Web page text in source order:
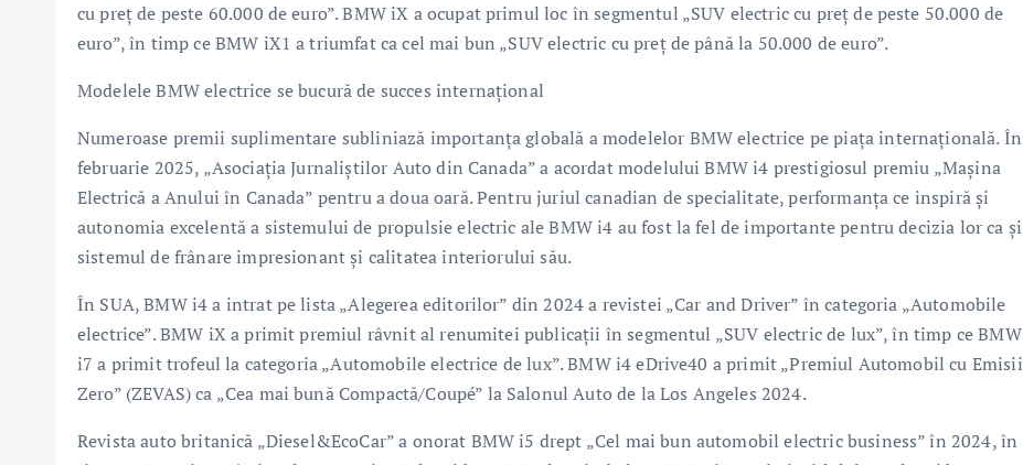
cu preţ de peste 60.000 de euro”. BMW iX a ocupat primul loc în segmentul „SUV electric cu preţ de peste 50.000 de
euro”, în timp ce BMW iX1 a triumfat ca cel mai bun „SUV electric cu preţ de până la 50.000 de euro”.
Modelele BMW electrice se bucură de succes internaţional
Numeroase premii suplimentare subliniază importanţa globală a modelelor BMW electrice pe piaţa internaţională. În
februarie 2025, „Asociaţia Jurnaliştilor Auto din Canada” a acordat modelului BMW i4 prestigiosul premiu „Maşina
Electrică a Anului în Canada” pentru a doua oară. Pentru juriul canadian de specialitate, performanţa ce inspiră şi
autonomia excelentă a sistemului de propulsie electric ale BMW i4 au fost la fel de importante pentru decizia lor ca şi
sistemul de frânare impresionant şi calitatea interiorului său.
În SUA, BMW i4 a intrat pe lista „Alegerea editorilor” din 2024 a revistei „Car and Driver” în categoria „Automobile
electrice”. BMW iX a primit premiul râvnit al renumitei publicaţii în segmentul „SUV electric de lux”, în timp ce BMW
i7 a primit trofeul la categoria „Automobile electrice de lux”. BMW i4 eDrive40 a primit „Premiul Automobil cu Emisii
Zero” (ZEVAS) ca „Cea mai bună Compactă/Coupé” la Salonul Auto de la Los Angeles 2024.
Revista auto britanică „Diesel&EcoCar” a onorat BMW i5 drept „Cel mai bun automobil electric business” în 2024, în